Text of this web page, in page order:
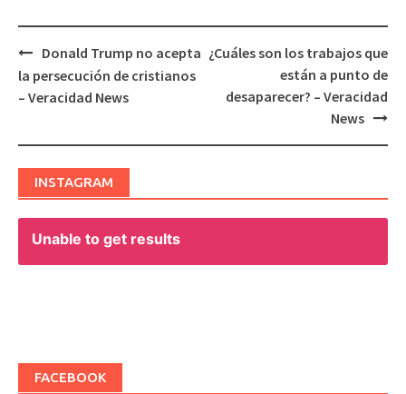
Post
navigation
Donald Trump no acepta
la persecución de cristianos
– Veracidad News
¿Cuáles son los trabajos que
están a punto de
desaparecer? – Veracidad
News
INSTAGRAM
Unable to get results
FACEBOOK